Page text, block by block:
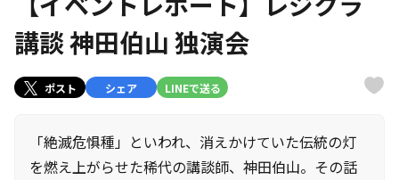
講談 神田伯山 独演会
ポスト シェア LINEで送る
「絶滅危惧種」といわれ、消えかけていた伝統の灯
を燃え上がらせた稀代の講談師、神田伯山。その話